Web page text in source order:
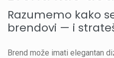
Razumemo kako
brendovi — i
Brend može imati elegantan